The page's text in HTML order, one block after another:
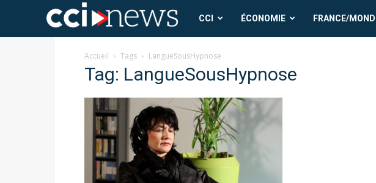
CCI
News
CCI ÉCONOMIE FRANCE/
Accueil Tags LangueSousHypnose
Tag: LangueSousHypnose